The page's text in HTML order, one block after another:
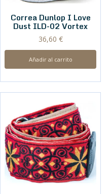
Correa Dunlop I Love
Dust ILD-02 Vortex
36,60 €
Añadir al carrito